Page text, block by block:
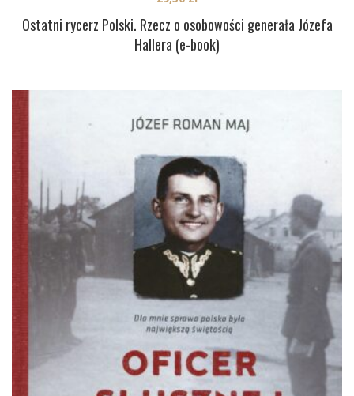
Ostatni rycerz Polski. Rzecz o osobowości generała Józefa
Hallera (e-book)